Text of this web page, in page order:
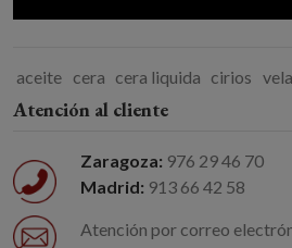
aceite cera cera liquida cirios
Atención al cliente
Zaragoza: 976 29 46 70
Madrid: 913 66 42 58
Atención por correo